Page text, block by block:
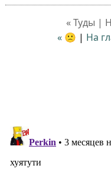
« Туды |
« 🙁 | На